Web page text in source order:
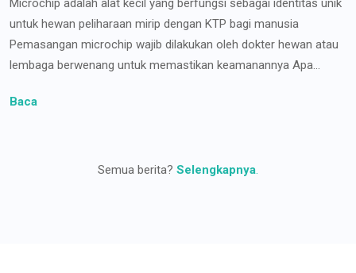
untuk hewan peliharaan mirip dengan KTP bagi manusia
Pemasangan microchip wajib dilakukan oleh dokter hewan atau
lembaga berwenang untuk memastikan keamanannya Apa...
Baca
Semua berita? Selengkapnya